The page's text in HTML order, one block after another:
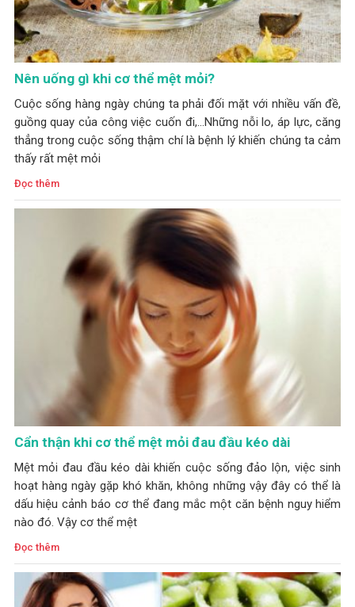
Nên uống gì khi cơ thể mệt mỏi?
Cuộc sống hàng ngày chúng ta phải đối mặt với nhiều vấn đề,
guồng quay của công việc cuốn đi,...Những nỗi lo, áp lực, căng
thẳng trong cuộc sống thậm chí là bệnh lý khiến chúng ta cảm
thấy rất mệt mỏi
Đọc thêm
Cẩn thận khi cơ thể mệt mỏi đau đầu kéo dài
Mệt mỏi đau đầu kéo dài khiến cuộc sống đảo lộn, việc sinh
hoạt hàng ngày gặp khó khăn, không những vậy đây có thể là
dấu hiệu cảnh báo cơ thể đang mắc một căn bệnh nguy hiểm
nào đó. Vậy cơ thể mệt
Đọc thêm